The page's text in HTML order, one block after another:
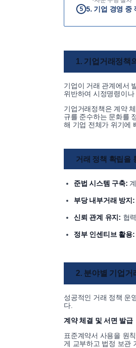
5 5. 기업 경영 중
1. 기업거래정책
기업이 거래 관계에서
위반하여 시정명령이
기업거래정책은 계약
규를 준수하는 문화를
해 기업 전체가 위기에
거래 정책 확립을
준법 시스템 구축:
부당 내부거래 방지:
신뢰 관계 유지: 협
정부 인센티브 활용:
2. 분야별 기업거
성공적인 거래 정책 운
다.
계약 체결 및 서면 발급
표준계약서 사용을 원
게 교부하고 법정 보관